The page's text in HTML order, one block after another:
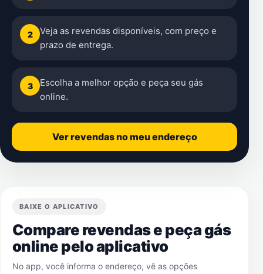
2
Veja as revendas disponíveis, com preço e
prazo de entrega.
3
Escolha a melhor opção e peça seu gás
online.
Ver revendas no meu endereço
BAIXE O APLICATIVO
Compare revendas e peça gás
online pelo aplicativo
No app, você informa o endereço, vê as opções